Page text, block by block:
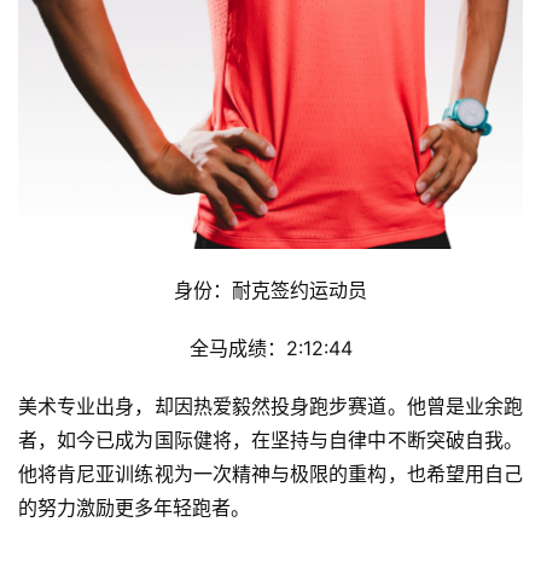
身份：耐克签约运动员
全马成绩：2:12:44
美术专业出身，却因热爱毅然投身跑步赛道。他曾是业余跑
者，如今已成为国际健将，在坚持与自律中不断突破自我。
他将肯尼亚训练视为一次精神与极限的重构，也希望用自己
的努力激励更多年轻跑者。